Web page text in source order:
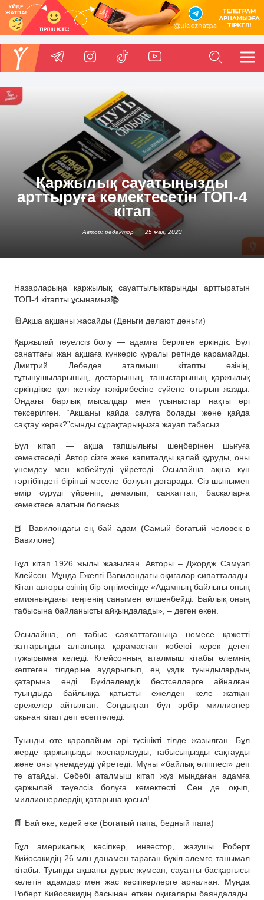
Қаржылық сауатыңызды
арттыруға көмектесетін ТОП-4
кітап
Автор: редактор 25 мая, 2023
Назарларыңа қаржылық сауаттылықтарыңды арттыратын
ТОП-4 кітапты ұсынамыз📚
📔Ақша ақшаны жасайды (Деньги делают деньги)
Қаржылай тәуелсіз болу — адамға берілген еркіндік. Бұл
санаттағы жан ақшаға күнкөріс құралы ретінде қарамайды.
Дмитрий Лебедев аталмыш кітапты өзінің,
тұтынушыларының, достарының, таныстарының қаржылық
еркіндікке қол жеткізу тәжірибесіне сүйене отырып жазды.
Ондағы барлық мысалдар мен ұсыныстар нақты әрі
тексерілген. “Ақшаны қайда салуға болады және қайда
сақтау керек?”сынды сұрақтарыңызға жауап табасыз.
Бұл кітап — ақша тапшылығы шеңберінен шығуға
көмектеседі. Автор сізге жеке капиталды қалай құруды, оны
үнемдеу мен көбейтуді үйретеді. Осылайша ақша күн
тәртібіндегі бірінші мәселе болуын доғарады. Сіз шынымен
өмір сүруді үйреніп, демалып, саяхаттап, басқаларға
көмектесе алатын боласыз.
📕 Вавилондағы ең бай адам (Самый богатый человек в
Вавилоне)
Бұл кітап 1926 жылы жазылған. Авторы – Джордж Самуэл
Клейсон. Мұнда Ежелгі Вавилондағы оқиғалар сипатталады.
Кітап авторы өзінің бір әңгімесінде «Адамның байлығы оның
әмиянындағы теңгенің санымен өлшенбейді. Байлық оның
табысына байланысты айқындалады», – деген екен.
Осылайша, ол табыс саяхаттағаныңа немесе қажетті
заттарыңды алғаныңа қарамастан көбеюі керек деген
тұжырымға келеді. Клейсонның аталмыш кітабы әлемнің
көптеген тілдеріне аударылып, ең үздік туындылардың
қатарына енді. Бүкіләлемдік бестселлерге айналған
туындыда байлыққа қатысты ежелден келе жатқан
ережелер айтылған. Сондықтан бұл әрбір миллионер
оқыған кітап деп есептеледі.
Туынды өте қарапайым әрі түсінікті тілде жазылған. Бұл
жерде қаржыңызды жоспарлауды, табысыңызды сақтауды
және оны үнемдеуді үйретеді. Мұны «байлық әліппесі» деп
те атайды. Себебі аталмыш кітап жүз мыңдаған адамға
қаржылай тәуелсіз болуға көмектесті. Сен де оқып,
миллионерлердің қатарына қосыл!
📗 Бай әке, кедей әке (Богатый папа, бедный папа)
Бұл америкалық кәсіпкер, инвестор, жазушы Роберт
Кийосакидің 26 млн данамен тараған бүкіл әлемге танымал
кітабы. Туынды ақшаны дұрыс жұмсап, сауатты басқарғысы
келетін адамдар мен жас кәсіпкерлерге арналған. Мұнда
Роберт Кийосакидің басынан өткен оқиғалары баяндалады.